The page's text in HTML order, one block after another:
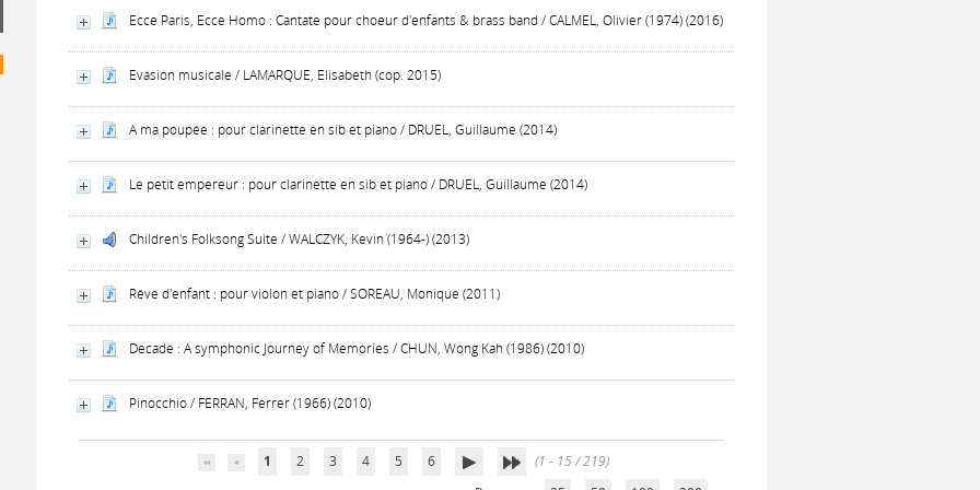
Ecce Paris, Ecce Homo : Cantate pour choeur d'enfants & brass band / CALMEL, Olivier (1974) (2016)
Evasion musicale / LAMARQUE, Elisabeth (cop. 2015)
A ma poupée : pour clarinette en sib et piano / DRUEL, Guillaume (2014)
Le petit empereur : pour clarinette en sib et piano / DRUEL, Guillaume (2014)
Children's Folksong Suite / WALCZYK, Kevin (1964-) (2013)
Rêve d'enfant : pour violon et piano / SOREAU, Monique (2011)
Decade : A symphonic Journey of Memories / CHUN, Wong Kah (1986) (2010)
Pinocchio / FERRAN, Ferrer (1966) (2010)
1 2 3 4 5 6
(1 - 15 / 219)